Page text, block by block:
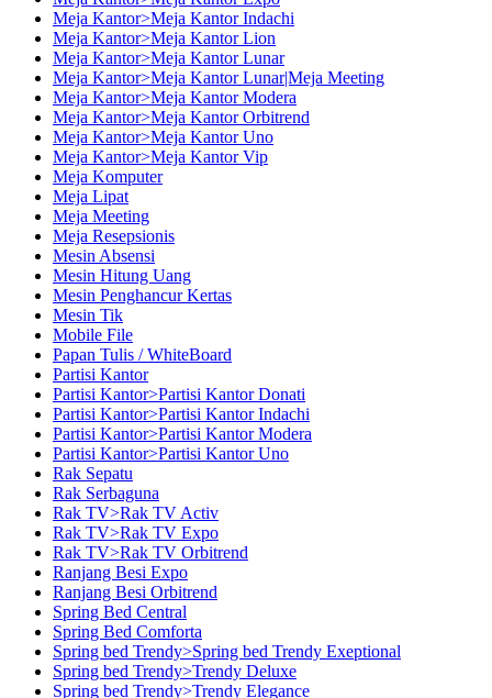
Meja Kantor>Meja Kantor Indachi
Meja Kantor>Meja Kantor Lion
Meja Kantor>Meja Kantor Lunar
Meja Kantor>Meja Kantor Lunar|Meja Meeting
Meja Kantor>Meja Kantor Modera
Meja Kantor>Meja Kantor Orbitrend
Meja Kantor>Meja Kantor Uno
Meja Kantor>Meja Kantor Vip
Meja Komputer
Meja Lipat
Meja Meeting
Meja Resepsionis
Mesin Absensi
Mesin Hitung Uang
Mesin Penghancur Kertas
Mesin Tik
Mobile File
Papan Tulis / WhiteBoard
Partisi Kantor
Partisi Kantor>Partisi Kantor Donati
Partisi Kantor>Partisi Kantor Indachi
Partisi Kantor>Partisi Kantor Modera
Partisi Kantor>Partisi Kantor Uno
Rak Sepatu
Rak Serbaguna
Rak TV>Rak TV Activ
Rak TV>Rak TV Expo
Rak TV>Rak TV Orbitrend
Ranjang Besi Expo
Ranjang Besi Orbitrend
Spring Bed Central
Spring Bed Comforta
Spring bed Trendy>Spring bed Trendy Exeptional
Spring bed Trendy>Trendy Deluxe
Spring bed Trendy>Trendy Elegance